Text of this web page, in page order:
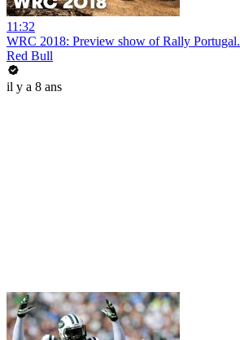
11:32
WRC 2018: Preview show of Rally Portugal.
Red Bull
il y a 8 ans